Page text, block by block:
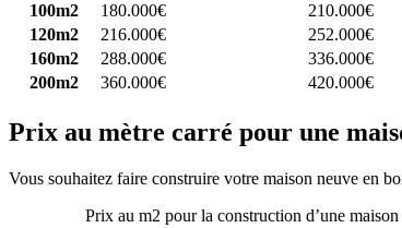
100m2
180.000€ 210.000€
120m2
216.000€ 252.000€
160m2
288.000€ 336.000€
200m2
360.000€ 420.000€
Prix au mètre carré pour une
Vous souhaitez faire construire votre maison neuve en
Prix au m2 pour la construction d’une maison